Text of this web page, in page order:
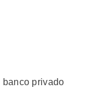
banco privado